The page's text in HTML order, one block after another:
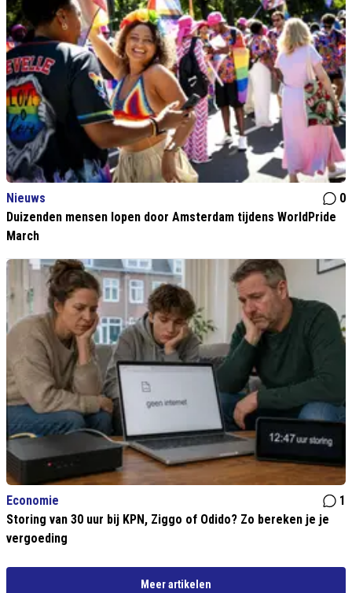
Nieuws
0
Duizenden mensen lopen door Amsterdam tijdens WorldPride
March
Economie
1
Storing van 30 uur bij KPN, Ziggo of Odido? Zo bereken je je
vergoeding
Meer artikelen